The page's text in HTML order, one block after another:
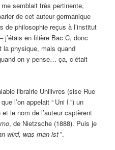
semblait très pertinente,
de cet auteur germanique
de philosophie reçus à l’institut
j’étais en filière Bac C, donc
la physique, mais quand
on y pense… ça, c’était
librairie Unilivres (sise Rue
l’on appelait “ Uni I ”) un
le nom de l’auteur captèrent
, de Nietzsche (1888). Puis je
wird, was man ist”.